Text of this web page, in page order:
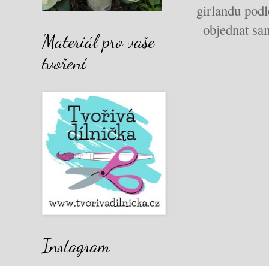
girlandu
objednat
Materiál pro vaše
tvoření
Instagram